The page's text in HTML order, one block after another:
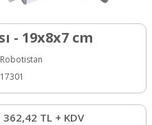
- 19x8x7 cm
Robotistan
17301
362,42 TL + KDV